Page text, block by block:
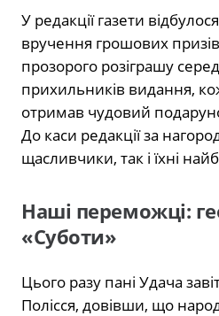
У редакції газети
вручення грошових
прозорого розіграшу
прихильників видання,
отримав чудовий
До каси редакції за
щасливчики, так і їхні
Наші переможці:
«Суботи»
Цього разу пані Удача
Полісся, довівши, що